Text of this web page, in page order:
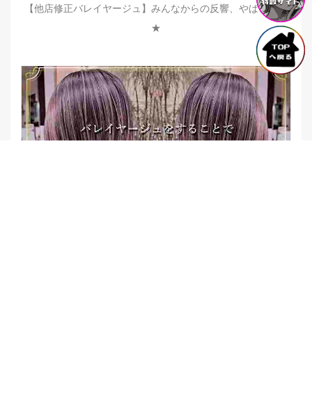
【他店修正バレイヤージュ】みんなからの反響、やばいです
★